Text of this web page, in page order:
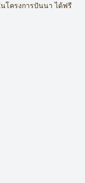
โครงการปันนา ได้ฟรี